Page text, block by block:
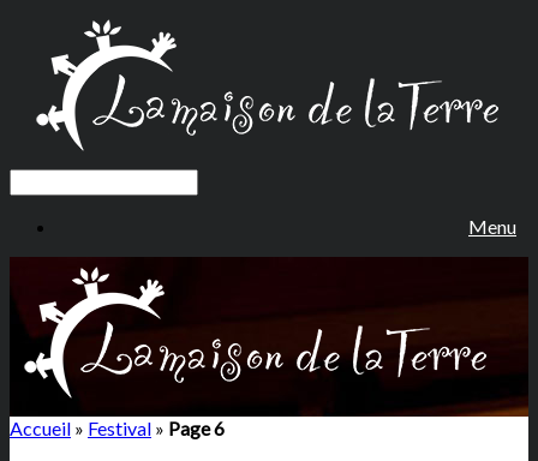
Menu
Accueil » Festival » Page 6